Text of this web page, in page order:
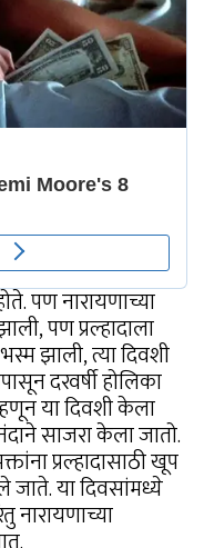
पण नारायणाच्या
पण प्रल्हादाला
झाली, त्या दिवशी
दरवर्षी होलिका
या दिवशी केला
साजरा केला जातो.
प्रल्हादासाठी खूप
जाते. या दिवसांमध्ये
नारायणाच्या